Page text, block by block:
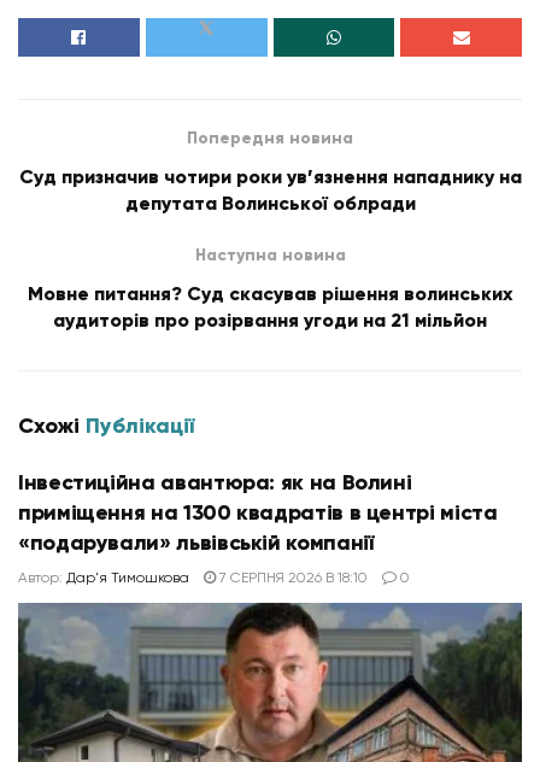
Попередня новина
Суд призначив чотири роки ув’язнення нападнику на
депутата Волинської облради
Наступна новина
Мовне питання? Суд скасував рішення волинських
аудиторів про розірвання угоди на 21 мільйон
Схожі Публікації
Інвестиційна авантюра: як на Волині
приміщення на 1300 квадратів в центрі міста
«подарували» львівській компанії
Автор: Дар'я Тимошкова 7 СЕРПНЯ 2026 В 18:10 0